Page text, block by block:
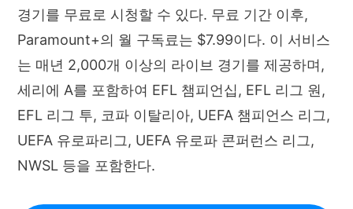
경기를 무료로 시청할 수 있다. 무료 기간 이후,
Paramount+의 월 구독료는 $7.99이다. 이 서비스
는 매년 2,000개 이상의 라이브 경기를 제공하며,
세리에 A를 포함하여 EFL 챔피언십, EFL 리그 원,
EFL 리그 투, 코파 이탈리아, UEFA 챔피언스 리그,
UEFA 유로파리그, UEFA 유로파 콘퍼런스 리그,
NWSL 등을 포함한다.